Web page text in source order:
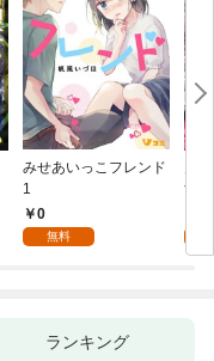
みせあいっこフレンド
1
0
無料
す
ま
ランキング